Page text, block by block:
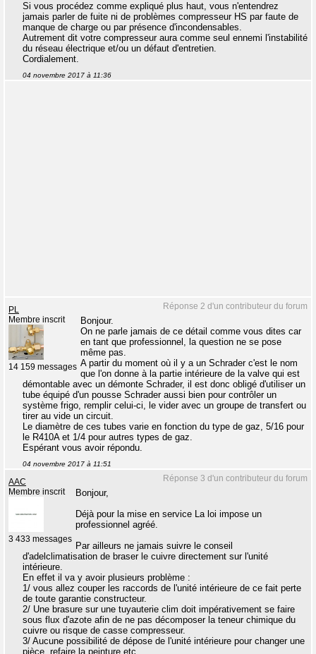
Si vous procédez comme expliqué plus haut, vous n'entendrez
jamais parler de fuite ni de problèmes compresseur HS par faute de
manque de charge ou par présence d'incondensables.
Autrement dit votre compresseur aura comme seul ennemi l'instabilité
du réseau électrique et/ou un défaut d'entretien.
Cordialement.
04 novembre 2017 à 11:36
Réponse 2 d'un contributeur du forum
PL
Membre inscrit
14 159 messages
Bonjour.
On ne parle jamais de ce détail comme vous dites car
en tant que professionnel, la question ne se pose
même pas.
A partir du moment où il y a un Schrader c'est le nom
que l'on donne à la partie intérieure de la valve qui est
démontable avec un démonte Schrader, il est donc obligé d'utiliser un
tube équipé d'un pousse Schrader aussi bien pour contrôler un
système frigo, remplir celui-ci, le vider avec un groupe de transfert ou
tirer au vide un circuit.
Le diamètre de ces tubes varie en fonction du type de gaz, 5/16 pour
le R410A et 1/4 pour autres types de gaz.
Espérant vous avoir répondu.
04 novembre 2017 à 11:51
Réponse 3 d'un contributeur du forum
AAC
Membre inscrit
3 433 messages
Bonjour,
Déjà pour la mise en service La loi impose un
professionnel agréé.
Par ailleurs ne jamais suivre le conseil
d'adelclimatisation de braser le cuivre directement sur l'unité
intérieure.
En effet il va y avoir plusieurs problème :
1/ vous allez couper les raccords de l'unité intérieure de ce fait perte
de toute garantie constructeur.
2/ Une brasure sur une tuyauterie clim doit impérativement se faire
sous flux d'azote afin de ne pas décomposer la teneur chimique du
cuivre ou risque de casse compresseur.
3/ Aucune possibilité de dépose de l'unité intérieure pour changer une
pièce, refaire la peinture etc.